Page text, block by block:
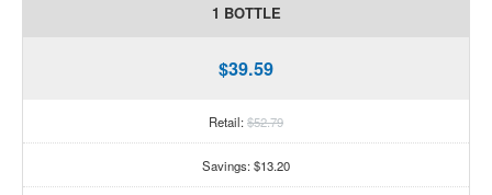
1 BOTTLE
$39.59
Retail:$52.79
Savings: $13.20